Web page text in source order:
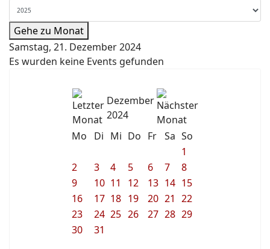
Gehe zu Monat
Samstag, 21. Dezember 2024
Es wurden keine Events gefunden
Dezember
2024
Mo
Di Mi Do Fr Sa So
1
2
3 4 5 6 7
8
9
10 11 12 13 14 15
16
17 18 19 20 21 22
23
24 25 26 27 28 29
30
31